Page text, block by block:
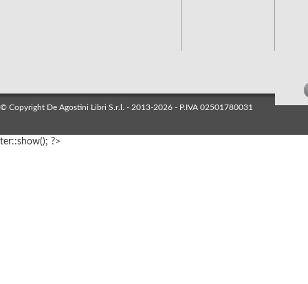
© Copyright De Agostini Libri S.r.l. - 2013-2026 - P.IVA 02501780031
ter::show(); ?>